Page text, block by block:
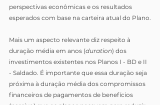
perspectivas econômicas e os resultados
esperados com base na carteira atual do Plano.
Mais um aspecto relevante diz respeito à
duração média em anos (duration) dos
investimentos existentes nos Planos I - BD e II
- Saldado. É importante que essa duração seja
próxima à duração média dos compromissos
financeiros de pagamentos de benefícios